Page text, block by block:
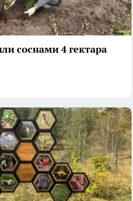
соснами 4 гектара